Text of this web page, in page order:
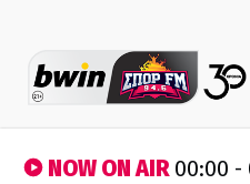
NOW ON AIR00:00 -